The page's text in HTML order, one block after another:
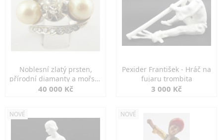
Noblesní zlatý prsten,
přírodní diamanty a mořské
perly
40 000 Kč
Pexider František - Hráč na
fujaru trombita
3 000 Kč
NOVÉ NOVÉ